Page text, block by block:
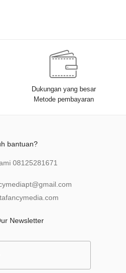
Dukungan yang besar
Metode pembayaran
bantuan?
08125281671
.com
Newsletter